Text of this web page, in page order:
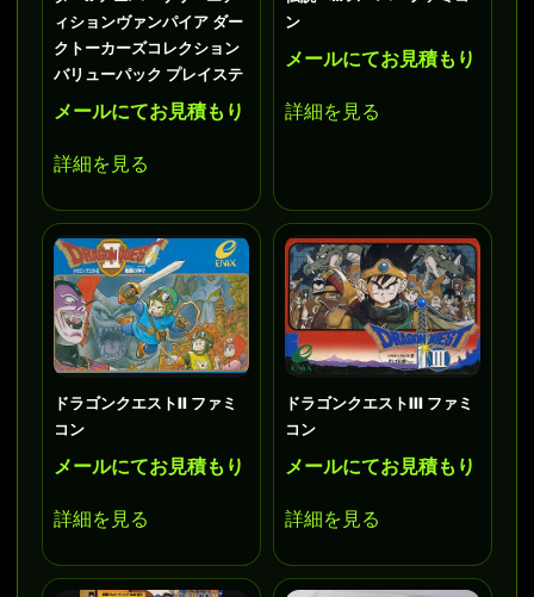
ィションヴァンパイア ダー
クトーカーズコレクション
バリューパック プレイステ
メールにてお見積もり
詳細を見る
ン
メールにてお見積もり
詳細を見る
ドラゴンクエストII ファミ
コン
メールにてお見積もり
詳細を見る
ドラゴンクエストIII ファミ
コン
メールにてお見積もり
詳細を見る